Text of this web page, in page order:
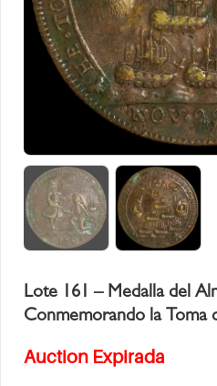
Lote 161 – Medalla del
Conmemorando la Toma
Auction Expirada